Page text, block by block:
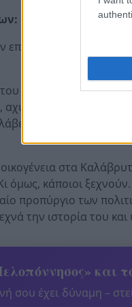
«Ντροπή, είστε
επικείμενη κάθοδο
Α. Κανελλόπουλου,
αχυράνθρωπου του
στο Νεοναζιστικό
στα
όμως, κάποιοι
προπύργιο των
την ιστορία του και
και
σου έχει δύναμη –